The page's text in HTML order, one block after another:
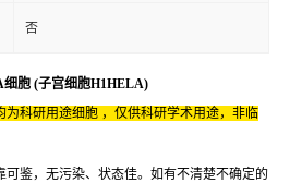
否
胞 (子宫细胞H1HELA)
为科研用途细胞 ，仅供科研学术用途，非临
可鉴，无污染、状态佳。如有不清楚不确定的